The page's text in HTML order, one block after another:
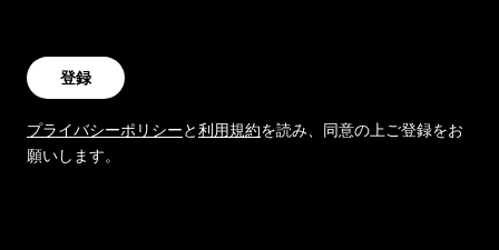
登録
プライバシーポリシーと利用規約を読み、同意の上ご登録をお
願いします。